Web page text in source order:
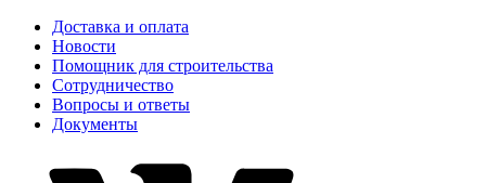
Доставка и оплата
Новости
Помощник для строительства
Сотрудничество
Вопросы и ответы
Документы